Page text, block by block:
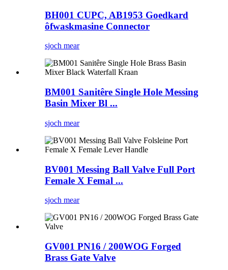
BH001 CUPC, AB1953 Goedkard
ôfwaskmasine Connector
sjoch mear
BM001 Sanitêre Single Hole Messing
Basin Mixer Bl ...
sjoch mear
BV001 Messing Ball Valve Full Port
Female X Femal ...
sjoch mear
GV001 PN16 / 200WOG Forged
Brass Gate Valve